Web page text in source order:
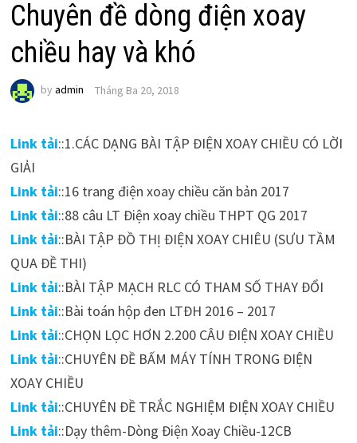
Chuyên đề dòng điện xoay
chiều hay và khó
by admin Tháng Ba 20, 2018
Link tải::1.CÁC DẠNG BÀI TẬP ĐIỆN XOAY CHIỀU CÓ LỜI
GIẢI
Link tải::16 trang điện xoay chiều căn bản 2017
Link tải::88 câu LT Điện xoay chiều THPT QG 2017
Link tải::BÀI TẬP ĐỒ THỊ ĐIỆN XOAY CHIÊU (SƯU TẦM
QUA ĐỀ THI)
Link tải::BÀI TẬP MẠCH RLC CÓ THAM SỐ THAY ĐỔI
Link tải::Bài toán hộp đen LTĐH 2016 – 2017
Link tải::CHỌN LỌC HƠN 2.200 CÂU ĐIỆN XOAY CHIỀU
Link tải::CHUYÊN ĐỀ BẤM MÁY TÍNH TRONG ĐIỆN
XOAY CHIỀU
Link tải::CHUYÊN ĐỀ TRẮC NGHIỆM ĐIỆN XOAY CHIỀU
Link tải::Dạy thêm-Dòng Điện Xoay Chiều-12CB